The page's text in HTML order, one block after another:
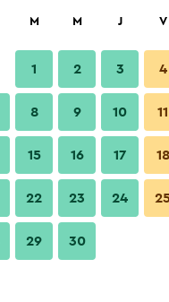
Alberca
Fotos
M M J V
1 2 3 4
8 9 10 11
15 16 17 18
22 23 24
29 30